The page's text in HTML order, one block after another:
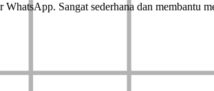
Sangat sederhana dan membantu